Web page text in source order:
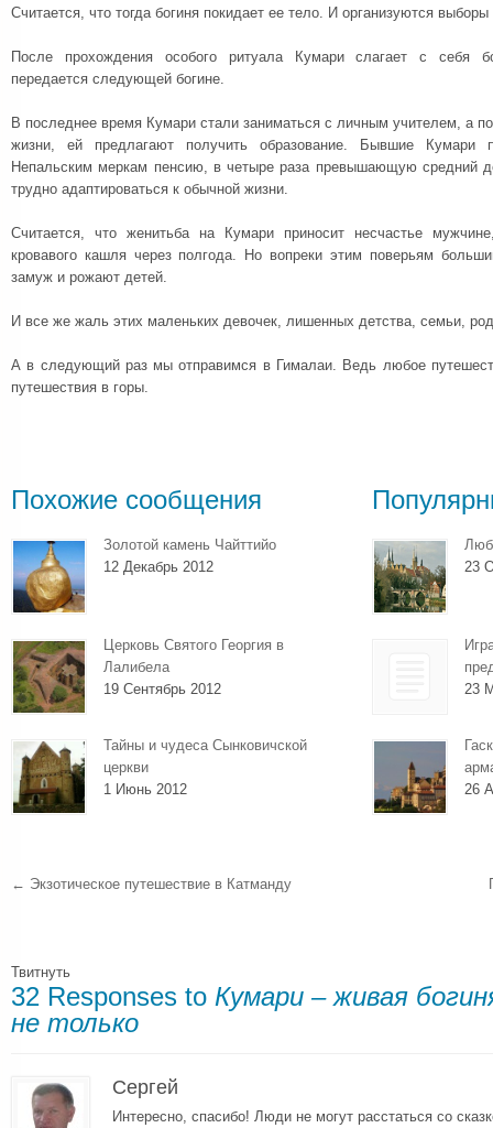
Считается, что тогда богиня покидает ее тело. И организуются
После прохождения особого ритуала Кумари слагает с себя
передается следующей богине.
В последнее время Кумари стали заниматься с личным учителем, а
жизни, ей предлагают получить образование. Бывшие
Непальским меркам пенсию, в четыре раза превышающую средний
трудно адаптироваться к обычной жизни.
Считается, что женитьба на Кумари приносит несчастье
кровавого кашля через полгода. Но вопреки этим поверьям
замуж и рожают детей.
И все же жаль этих маленьких девочек, лишенных детства, семьи,
А в следующий раз мы отправимся в Гималаи. Ведь любое
путешествия в горы.
Похожие сообщения
Золотой камень Чайттийо
12 Декабрь 2012
Церковь Святого Георгия в
Лалибела
19 Сентябрь 2012
Тайны и чудеса Сынковичской
церкви
1 Июнь 2012
23
23
26
← Экзотическое путешествие в Катманду
Твитнуть
32 Responses to Кумари – живая
не только
Сергей
Интересно, спасибо! Люди не могут расстаться со